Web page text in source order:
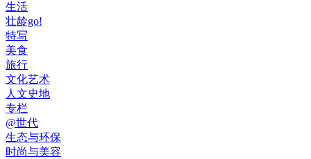
生活
壮龄go!
特写
美食
旅行
文化艺术
人文史地
专栏
@世代
生态与环保
时尚与美容